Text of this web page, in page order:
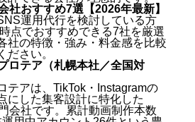
社おすすめ7選【2026年最新】
運用代行を検討している方
点でおすすめできる7社を厳選
社の特徴・強み・料金感を比較
ださい。
ロテア（札幌本社／全国対
テアは、TikTok・Instagramの
にした集客設計に特化した
会社です。累計動画制作本数